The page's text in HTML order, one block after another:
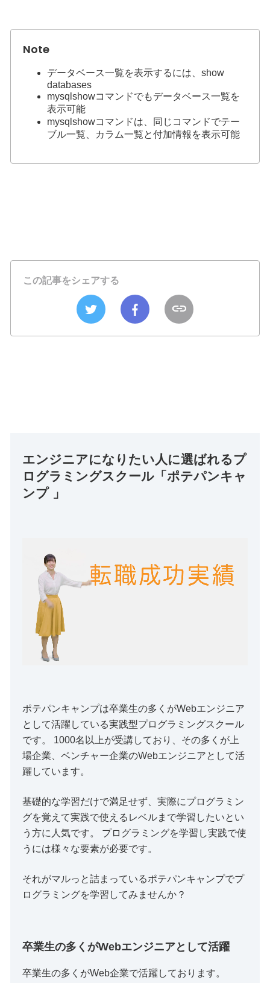
データベース一覧を表示するには、show
databases
mysqlshowコマンドでもデータベース一覧を
表示可能
mysqlshowコマンドは、同じコマンドでテー
ブル一覧、カラム一覧と付加情報を表示可能
この記事をシェアする
エンジニアになりたい人に選ばれるプ
ログラミングスクール「ポテパンキャ
ンプ 」
ポテパンキャンプは卒業生の多くがWebエンジニア
として活躍している実践型プログラミングスクール
です。 1000名以上が受講しており、その多くが上
場企業、ベンチャー企業のWebエンジニアとして活
躍しています。
基礎的な学習だけで満足せず、実際にプログラミン
グを覚えて実践で使えるレベルまで学習したいとい
う方に人気です。 プログラミングを学習し実践で使
うには様々な要素が必要です。
それがマルっと詰まっているポテパンキャンプでプ
ログラミングを学習してみませんか？
卒業生の多くがWebエンジニアとして活躍
卒業生の多くがWeb企業で活躍しております。